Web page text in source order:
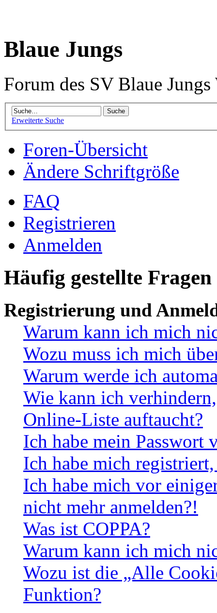
Blaue Jungs
Forum des SV Blaue
Erweiterte Suche
Foren-Übersicht
Ändere Schriftgröße
FAQ
Registrieren
Anmelden
Häufig gestellte Fragen
Registrierung und
Warum kann ich mich
Wozu muss ich mich
Warum werde ich
Wie kann ich
Online-Liste auftaucht?
Ich habe mein Passwort
Ich habe mich
Ich habe mich vor
nicht mehr anmelden?!
Was ist COPPA?
Warum kann ich mich
Wozu ist die „Alle
Funktion?